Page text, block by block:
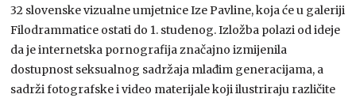
32 slovenske vizualne umjetnice Ize Pavline, koja će u galeriji
Filodrammatice ostati do 1. studenog. Izložba polazi od ideje
da je internetska pornografija značajno izmijenila
dostupnost seksualnog sadržaja mlađim generacijama, a
sadrži fotografske i video materijale koji ilustriraju različite